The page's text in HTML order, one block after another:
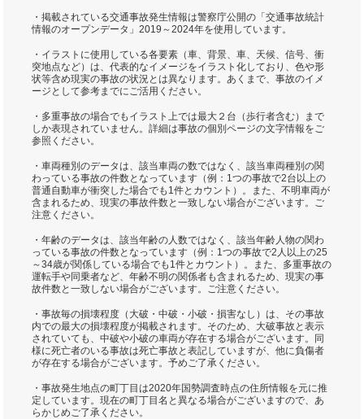
・掲載されている交通事故発生情報は警察庁公開の「交通事故統計
情報のオープンデータ」2019～2024年を使用しています。
・イラストに使用している各要素（車、背景、車、天候、信号、衝
突地点など）は、代表的なイメージをイラスト化しており、色や形
状等含め現実の事故の状況とは異なります。あくまで、事故のイメ
ージとして参考までにご活用ください。
・多重事故の場合でもイラスト上では最大２台（歩行者含む）まで
しか表現されていません。詳細は事故の個別ページの文字情報をご
参照ください。
・車両種別のデータは、該当車両の数ではなく、該当車両種別の関
わっている事故の件数となっています（例：1つの事故で2台以上の
普通自動車が衝突した場合でも1件とカウント）。また、不明車両が
含まれるため、現実の事故件数と一致しない場合がございます。ご
注意ください。
・年齢のデータは、該当年齢の人数ではなく、該当年齢人物の関わ
っている事故の件数となっています（例：1つの事故で2人以上の25
～34歳が関係している場合でも1件とカウント）。また、多重事故の
運転手や同乗者など、年齢不明の関係者も含まれるため、現実の事
故件数と一致しない場合がございます。ご注意ください。
・事故毎の損壊程度（大破・中破・小破・損害なし）は、その事故
内での最大の損壊程度が掲載されます。そのため、大破事故と表示
されていても、中破や小破の車両が存在する場合がございます。同
様に死亡者のいる事故は死亡事故と表記していますが、他に負傷者
が存在する場合がございます。予めご了承ください。
・事故発生地点の町丁目は2020年国勢調査時点の住所情報を元に推
定しています。現在の町丁目名と異なる場合がございますので、あ
らかじめご了承ください。